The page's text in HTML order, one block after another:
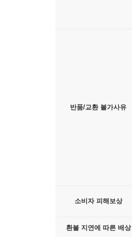
반품/교환 불가사유
소비자 피해보상
환불 지연에 따른 배상